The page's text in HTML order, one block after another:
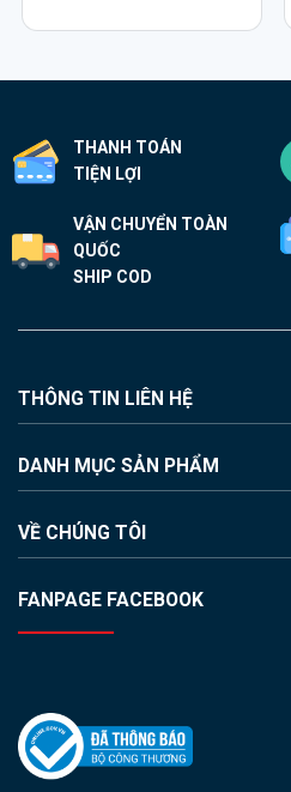
THANH TOÁN
TIỆN LỢI
VẬN CHUYỂN TOÀN
QUỐC
SHIP COD
THÔNG TIN LIÊN HỆ
DANH MỤC SẢN PHẨM
VỀ CHÚNG TÔI
FANPAGE FACEBOOK